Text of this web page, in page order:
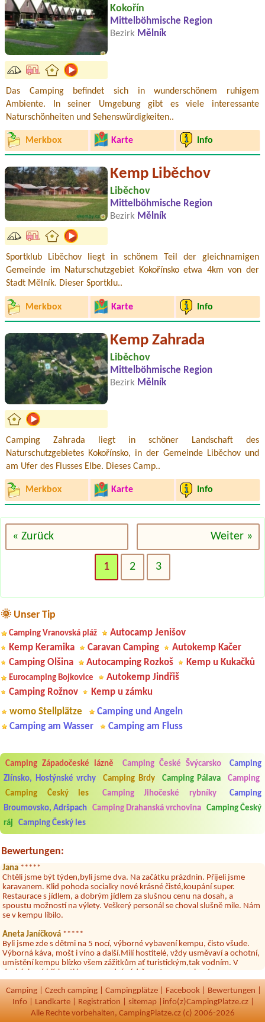
Kokořín
Mittelböhmische Region
Bezirk Mělník
Das Camping befindet sich in wunderschönem ruhigem
Ambiente. In seiner Umgebung gibt es viele interessante
Naturschönheiten und Sehenswürdigkeiten..
Merkbox Karte Info
Kemp Liběchov
Liběchov
Mittelböhmische Region
Bezirk Mělník
Sportklub Liběchov liegt in schönem Teil der gleichnamigen
Gemeinde im Naturschutzgebiet Kokořínsko etwa 4km von der
Stadt Mělník. Dieser Sportklu..
Merkbox Karte Info
Kemp Zahrada
Liběchov
Mittelböhmische Region
Bezirk Mělník
Camping Zahrada liegt in schöner Landschaft des
Naturschutzgebietes Kokořínsko, in der Gemeinde Liběchov und
am Ufer des Flusses Elbe. Dieses Camp..
Merkbox Karte Info
« Zurück Weiter »
1 2 3
🌞 Unser Tip
Camping Vranovská pláž
Autocamp Jenišov
Kemp Keramika
Caravan Camping
Autokemp Kačer
Camping Olšina
Autocamping Rozkoš Kemp u Kukačků
Eurocamping Bojkovice
Autokemp Jindřiš
Camping Rožnov
Kemp u zámku
womo Stellplätze
Camping und Angeln
Camping am Wasser
Camping am Fluss
Camping Západočeské lázně Camping České Švýcarsko
Camping
Zlínsko, Hostýnské vrchy
Camping Brdy Camping Pálava
Camping
Camping Český les
Camping Jihočeské rybníky
Camping
Broumovsko, Adršpach Camping Drahanská vrchovina Camping Český
ráj
Camping Český les
Bewertungen:
Aneta Melicharová***
Byli jsme zde v týdnu od 25.7. do 1.8. 2026. Kemp jako takový je pěkný.
V umývárně i na WC bylo vždy čisto, doplněný papír i utěrky, což při
množství návštěvníků není samozřejmost. V kempu je obchod a
restaurace, kebab a další občerstvení. Co nás ale velice zklamalo byl
celodenní hluk z repráků u stanů a absolutní bezohlednost ostatních
ubytovaných. Přes den jsem si připadala jak na pouti- z každého koutu
hrála jiná hudba.Kemp pěkný, ale takový rámus jsme ještě nezažili...
Jana *****
Chtěli jsme být týden,byli jsme dva. Na začátku prázdnin. Přijeli jsme
karavanem. Klid pohoda socialky nové krásné čisté,koupání super.
Restaurace s jídlem, a dobrým jídlem za slušnou cenu na dosah, a
spoustu možností na výlety. Veškerý personál se choval slušně mile. Nám
se v kempu líbilo.
Aneta Janíčková *****
Byli jsme zde s dětmi na 5 nocí, výborné vybavení kempu, čisto všude.
Výborná káva, mošt i víno a další.Milí hostitelé, vždy usměvaví a ochotní,
umístění kempu blízko všem zážitkům ať turistickým,tak vodním. V
docházkové blízkosti kempu vodní nádrž, restaurace a bazénem,
autobusová zastávka, obchod a další. Děkujeme, bylo to úžasné.
Kateřina+ Květoslav+ Jana+ Zdeněk
*****
Byli jsme zde už podruhé, minulý rok 3 dny a letos celý týden. Krásný,
klidný kemp. Čisté, nově vybavené chatky, milý a ochotní majitelé, dobré
Camping Czech camping Campingplätze Facebook Bewertungen
Info
Landkarte Registration sitemap
info(z)CampingPlatze.cz |
Alle Rechte vorbehalten, CampingPlatze.cz (c) 2006-2026